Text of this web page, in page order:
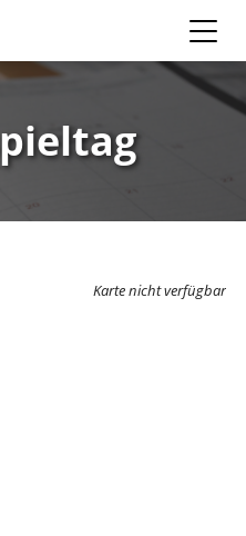
Karte nicht verfügbar